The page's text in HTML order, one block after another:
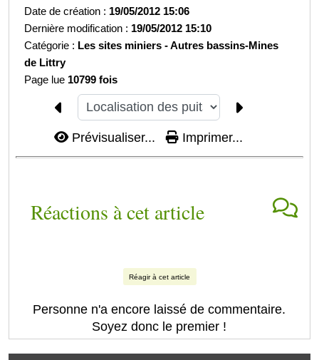
Date de création : 19/05/2012 15:06
Dernière modification : 19/05/2012 15:10
Catégorie : Les sites miniers -Autres bassins-Mines
de Littry
Page lue 10799 fois
Prévisualiser... Imprimer...
Réactions à cet article
Réagir à cet article
Personne n'a encore laissé de commentaire.
Soyez donc le premier !